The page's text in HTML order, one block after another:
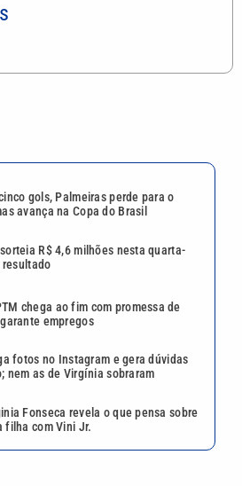
gols, Palmeiras perde para o
avança na Copa do Brasil
R$ 4,6 milhões nesta quarta-
chega ao fim com promessa de
empregos
fotos no Instagram e gera dúvidas
nem as de Virgínia sobraram
Fonseca revela o que pensa sobre
filha com Vini Jr.